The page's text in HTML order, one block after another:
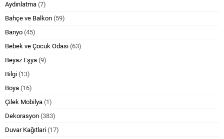
Aydınlatma (7)
Bahçe ve Balkon (59)
Banyo (45)
Bebek ve Çocuk Odası (63)
Beyaz Eşya (9)
Bilgi (13)
Boya (16)
Çilek Mobilya (1)
Dekorasyon (383)
Duvar Kağıtlari (17)